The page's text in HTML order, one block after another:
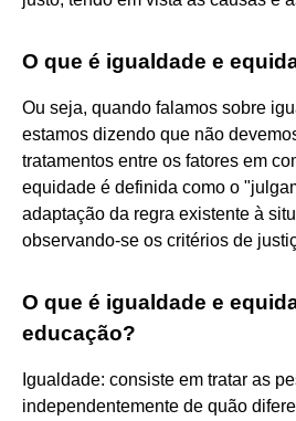
O que é igualdade e
Ou seja, quando falamos sobre
estamos dizendo que não
tratamentos entre os fatores em
equidade é definida como o
adaptação da regra existente à
observando-se os critérios de
O que é igualdade e
educação?
Igualdade: consiste em tratar as
independentemente de quão